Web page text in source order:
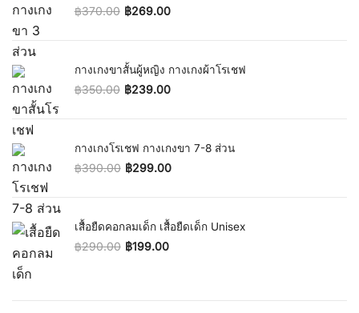
฿370.00
Original price was: ฿370.00.
฿269.00
Current price is: ฿269.00.
กางเกงขาสั้นผู้หญิง กางเกงผ้าโรเชฟ
฿350.00
Original price was: ฿350.00.
฿239.00
Current price is: ฿239.00.
กางเกงโรเชฟ กางเกงขา 7-8 ส่วน
฿390.00
Original price was: ฿390.00.
฿299.00
Current price is: ฿299.00.
เสื้อยืดคอกลมเด็ก เสื้อยืดเด็ก Unisex
฿290.00
Original price was: ฿290.00.
฿199.00
Current price is: ฿199.00.